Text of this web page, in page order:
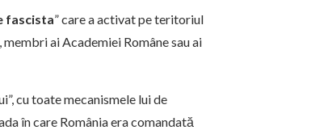
fascista” care a activat pe teritoriul
ai Academiei Române sau ai
cu toate mecanismele lui de
în care România era comandată